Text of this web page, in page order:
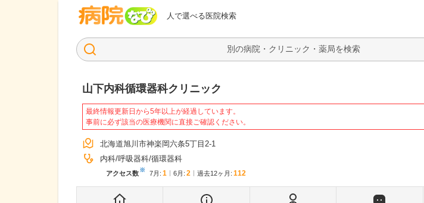
人で選べる医院検索
病院なび
検索
山下内科循環器科クリニック
最終情報更新日から5年以上が経過しています。
事前に必ず該当の医療機関に直接ご確認ください。
北海道旭川市神楽岡六条5丁目2-1
内科 呼吸器科 循環器科
アクセス数※ 7月 : 1 6月 : 2 過去12ヶ月: 112